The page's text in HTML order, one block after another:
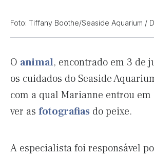
Foto: Tiffany Boothe/Seaside Aquarium /
O animal, encontrado em 3 de
os cuidados do Seaside
com a qual Marianne entrou em
ver as fotografias do peixe.
A especialista foi responsável